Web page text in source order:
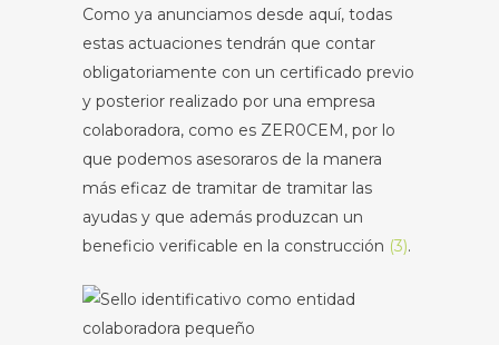
Como ya anunciamos desde aquí, todas
estas actuaciones tendrán que contar
obligatoriamente con un certificado previo
y posterior realizado por una empresa
colaboradora, como es ZER0CEM, por lo
que podemos asesoraros de la manera
más eficaz de tramitar de tramitar las
ayudas y que además produzcan un
beneficio verificable en la construcción (3).